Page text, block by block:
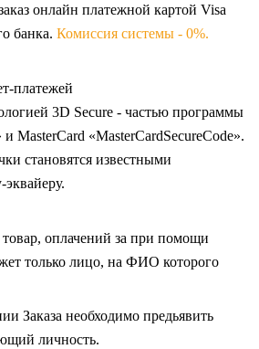
онлайн платежной картой Visa
банка. Комиссия системы - 0%.
платежей
3D Secure - частью программы
MasterCard «MasterCardSecureCode».
становятся известными
эквайеру.
оплачений за при помощи
только лицо, на ФИО которого
Заказа необходимо предьявить
личность.